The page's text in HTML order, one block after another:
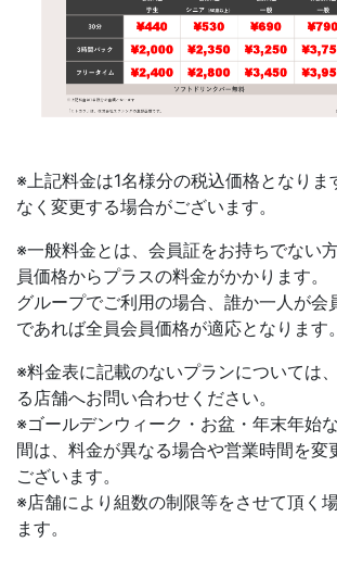
※上記料金は1名様分の税込価格となりま
なく変更する場合がございます。
※一般料金とは、会員証をお持ちでない
員価格からプラスの料金がかかります。
グループでご利用の場合、誰か一人が会
であれば全員会員価格が適応となります。
※料金表に記載のないプランについては
る店舗へお問い合わせください。
※ゴールデンウィーク・お盆・年末年始
間は、料金が異なる場合や営業時間を変
ございます。
※店舗により組数の制限等をさせて頂く
ます。